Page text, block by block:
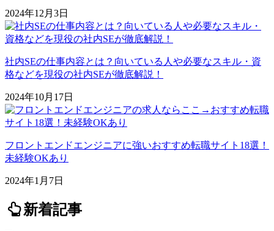
2024年12月3日
社内SEの仕事内容とは？向いている人や必要なスキル・資
格などを現役の社内SEが徹底解説！
2024年10月17日
フロントエンドエンジニアに強いおすすめ転職サイト18選！
未経験OKあり
2024年1月7日
新着記事